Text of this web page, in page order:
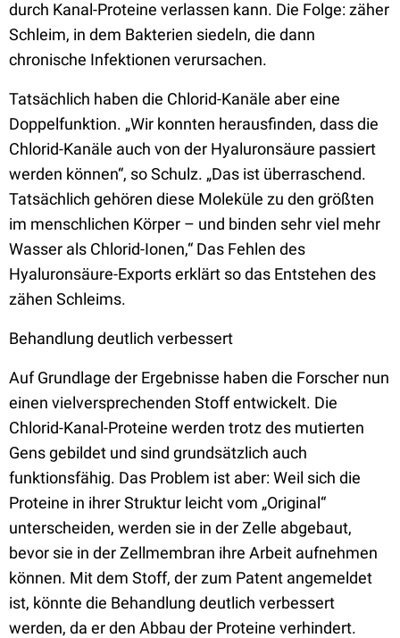
durch Kanal-Proteine verlassen kann. Die Folge: zäher
Schleim, in dem Bakterien siedeln, die dann
chronische Infektionen verursachen.
Tatsächlich haben die Chlorid-Kanäle aber eine
Doppelfunktion. „Wir konnten herausfinden, dass die
Chlorid-Kanäle auch von der Hyaluronsäure passiert
werden können“, so Schulz. „Das ist überraschend.
Tatsächlich gehören diese Moleküle zu den größten
im menschlichen Körper – und binden sehr viel mehr
Wasser als Chlorid-Ionen,“ Das Fehlen des
Hyaluronsäure-Exports erklärt so das Entstehen des
zähen Schleims.
Behandlung deutlich verbessert
Auf Grundlage der Ergebnisse haben die Forscher nun
einen vielversprechenden Stoff entwickelt. Die
Chlorid-Kanal-Proteine werden trotz des mutierten
Gens gebildet und sind grundsätzlich auch
funktionsfähig. Das Problem ist aber: Weil sich die
Proteine in ihrer Struktur leicht vom „Original“
unterscheiden, werden sie in der Zelle abgebaut,
bevor sie in der Zellmembran ihre Arbeit aufnehmen
können. Mit dem Stoff, der zum Patent angemeldet
ist, könnte die Behandlung deutlich verbessert
werden, da er den Abbau der Proteine verhindert.